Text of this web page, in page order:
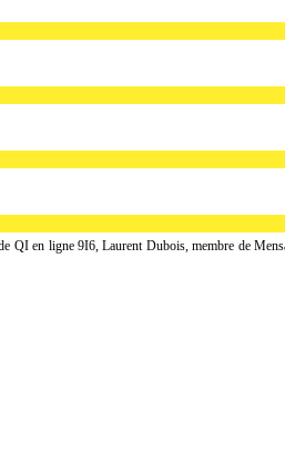
QI en ligne 9I6, Laurent Dubois, membre de